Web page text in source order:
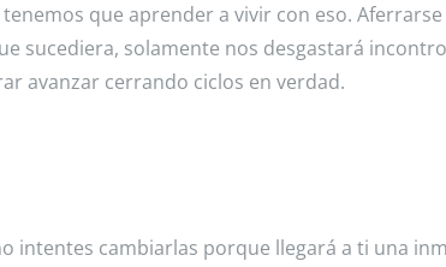
que aprender a vivir con eso.
sucediera, solamente nos desgastará
avanzar cerrando ciclos en verdad.
intentes cambiarlas porque llegará a ti una